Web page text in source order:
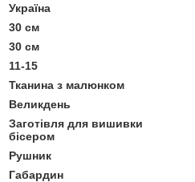
Україна
30 см
30 см
11-15
Тканина з малюнком
Великдень
Заготівля для вишивки
бісером
Рушник
Габардин